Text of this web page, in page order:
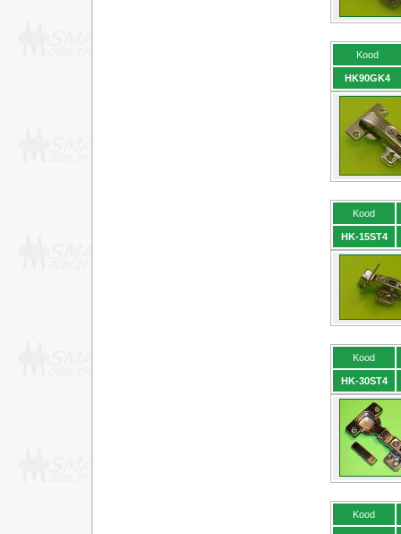
Kood
HK90GK4
Kood
HK-15ST4
Kood
HK-30ST4
Kood